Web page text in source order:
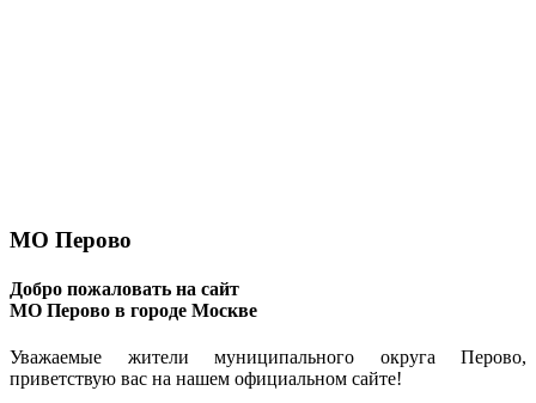
МО Перово
Добро пожаловать на сайт
МО Перово в городе Москве
Уважаемые жители муниципального округа Перово,
приветствую вас на нашем официальном сайте!